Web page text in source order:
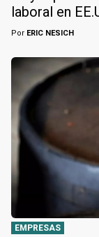
laboral en
Por ERIC NESICH
EMPRESAS